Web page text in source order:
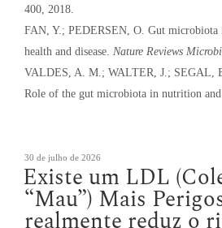
400, 2018.
FAN, Y.; PEDERSEN, O. Gut microbiota
health and disease. Nature Reviews
VALDES, A. M.; WALTER, J.; SEGAL,
Role of the gut microbiota in nutrition and
Publicado
em
30 de julho de 2026
Existe um LDL
“Mau”) Mais